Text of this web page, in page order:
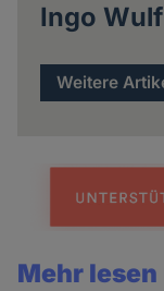
Ingo Wulf
Weitere
Mehr